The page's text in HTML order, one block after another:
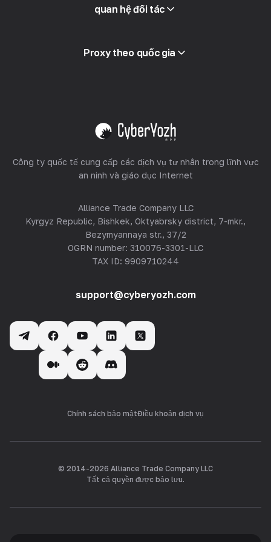
Truy cập API
Tích hợp
quan hệ đối tác
Chương trình đối tác
Bán lại
Proxy theo quốc gia
Xem tất cả
Công ty quốc tế cung cấp các dịch vụ tư nhân trong lĩnh vực
an ninh và giáo dục Internet
Alliance Trade Company LLC
Kyrgyz Republic, Bishkek, Oktyabrsky district, 7-mkr.,
Bezymyannaya str., 37/2
OGRN number: 310076-3301-LLC
TAX ID: 9909710244
support@cyberyozh.com
Chính sách bảo mậtĐiều khoản dịch vụ
© 2014-2026 Alliance Trade Company LLC
Tất cả quyền được bảo lưu.